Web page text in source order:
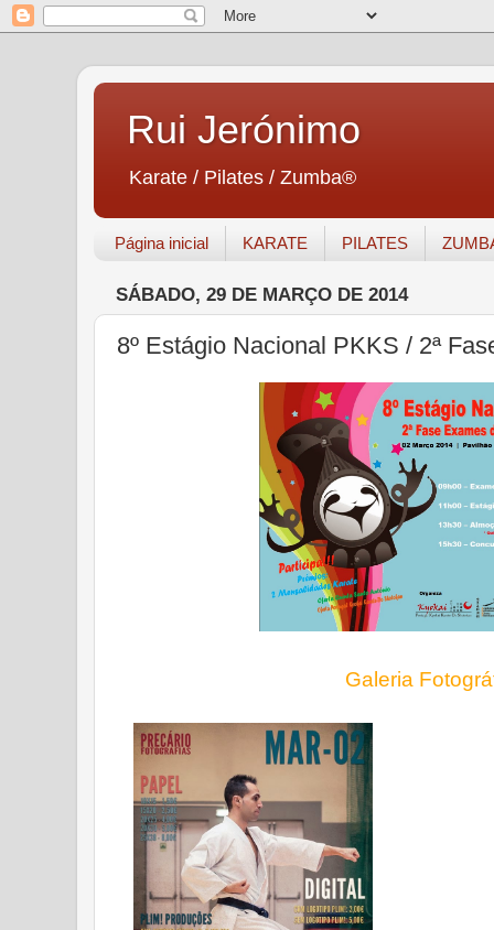
Rui Jerónimo
Karate / Pilates / Zumba®
Página inicial KARATE PILATES
SÁBADO, 29 DE MARÇO DE 2014
8º Estágio Nacional PKKS / 2ª
Galeria